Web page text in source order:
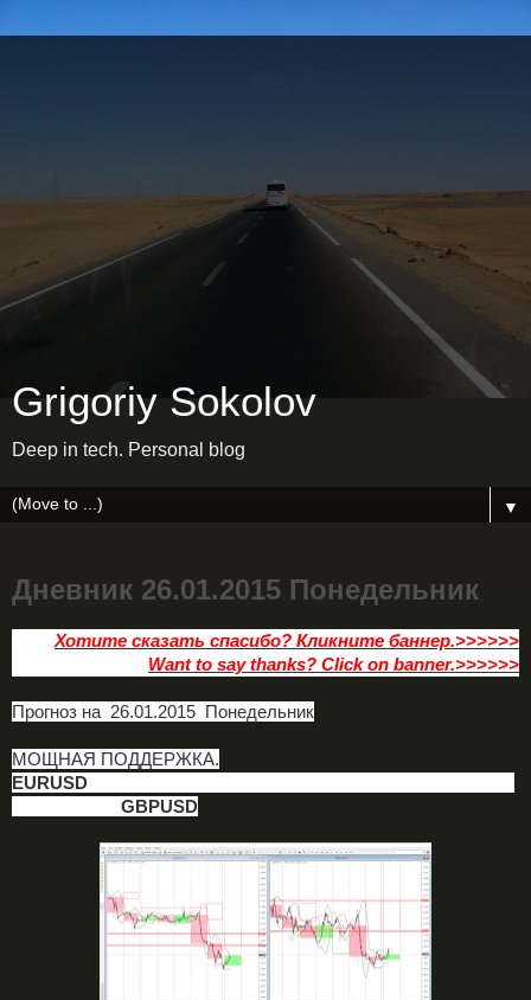
Grigoriy Sokolov
Deep in tech. Personal blog
▼
Дневник 26.01.2015 Понедельник
Хотите сказать спасибо? Кликните баннер.>>>>>>
Want to say thanks? Click on banner.>>>>>>
Прогноз на 26.01.2015 Понедельник
МОЩНАЯ ПОДДЕРЖКА.
EURUSD
GBPUSD